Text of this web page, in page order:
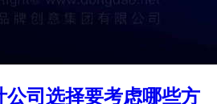
公司选择要考虑哪些方